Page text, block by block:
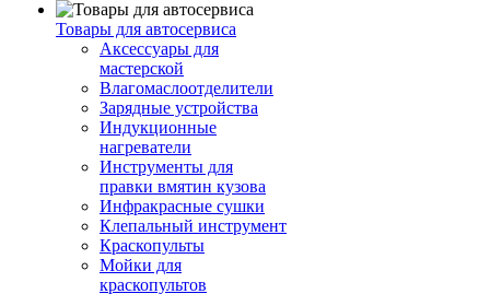
Товары для автосервиса
Аксессуары для
мастерской
Влагомаслоотделители
Зарядные устройства
Индукционные
нагреватели
Инструменты для
правки вмятин кузова
Инфракрасные сушки
Клепальный инструмент
Краскопульты
Мойки для
краскопультов